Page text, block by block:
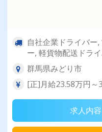
自社企業ドライバー
ー, 軽貨物配送ドラ
群馬県みどり市
[正]月給23.58万円～
求人内